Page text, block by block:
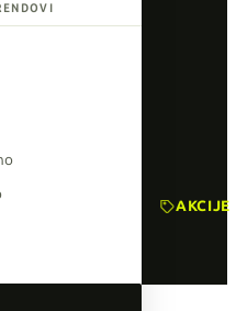
AKCIJE